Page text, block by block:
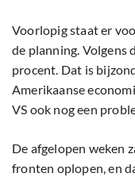
Voorlopig staat er
de planning. Volgens
procent. Dat is
Amerikaanse
VS ook nog een
De afgelopen weken
fronten oplopen, en